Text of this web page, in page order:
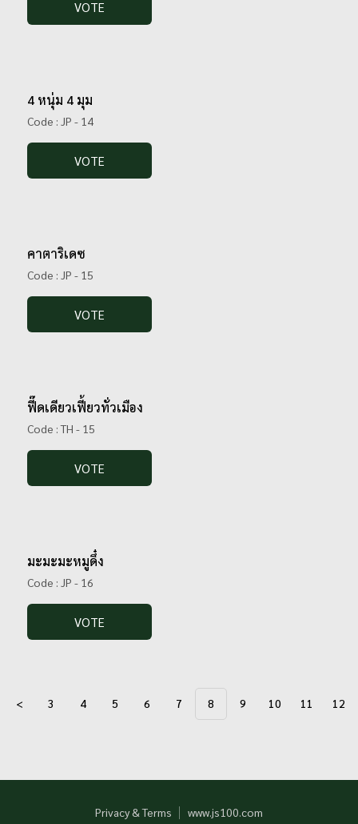
VOTE
4 หนุ่ม 4 มุม
Code : JP - 14
VOTE
คาตาริเดซ
Code : JP - 15
VOTE
ฟี๊ดเดียวเฟี้ยวทั่วเมือง
Code : TH - 15
VOTE
มะมะมะหมูดึ๋ง
Code : JP - 16
VOTE
< 3 4 5 6 7 8 9 10 11 12
Privacy & Terms www.js100.com